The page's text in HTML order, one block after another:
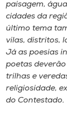
Unoesc
Store
Selecione
paisagem,
cidades da
último tema
vilas, distritos,
Já as poesias
poetas
trilhas e
religiosidade,
do Contestado.